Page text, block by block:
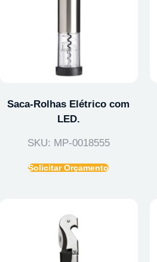
Saca-Rolhas Elétrico com
LED.
SKU: MP-0018555
Solicitar Orçamento